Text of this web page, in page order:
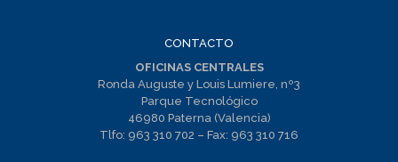
CONTACTO
OFICINAS CENTRALES
Ronda Auguste y Louis Lumiere, nº3
Parque Tecnológico
46980 Paterna (Valencia)
Tlfo: 963 310 702 – Fax: 963 310 716